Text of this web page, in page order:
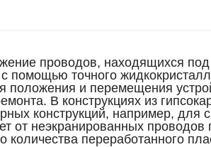
проводов, находящихся
точного
положения и перемещения
В конструкциях из
конструкций, например, для
от неэкранированных
количества переработанного